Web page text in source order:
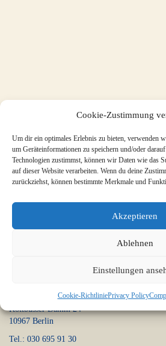
Cookie-Zustimmung
Um dir ein optimales Erlebnis zu bieten, verwenden
um Geräteinformationen zu speichern und/oder
Technologien zustimmst, können wir Daten wie das
auf dieser Website verarbeiten. Wenn du deine
zurückziehst, können bestimmte Merkmale und
Akzeptieren
Ablehnen
Einstellungen
Cookie-RichtliniePrivacy Policy
Hotel am Hermannplatz
Kottbusser Damm 24
10967 Berlin
Tel.: 030 695 91 30